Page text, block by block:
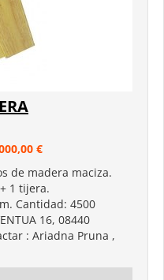
€
de madera maciza.
1 tijera.
Cantidad: 4500
16, 08440
: Ariadna Pruna ,